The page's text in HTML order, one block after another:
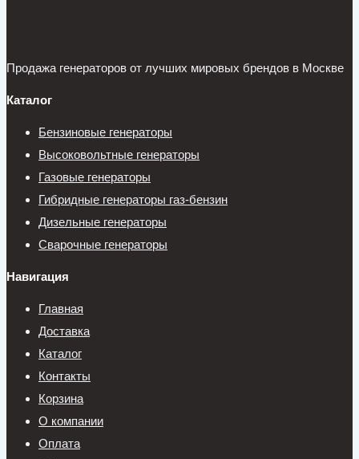
Продажа генераторов от лучших мировых брендов в Москве
Каталог
Бензиновые генераторы
Высоковольтные генераторы
Газовые генераторы
Гибридные генераторы газ-бензин
Дизельные генераторы
Сварочные генераторы
Навигация
Главная
Доставка
Каталог
Контакты
Корзина
О компании
Оплата